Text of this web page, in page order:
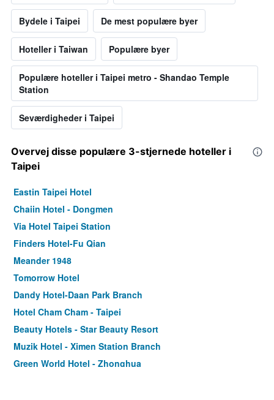
Bydele i Taipei De mest populære byer
Hoteller i Taiwan Populære byer
Populære hoteller i Taipei metro - Shandao Temple
Station
Seværdigheder i Taipei
Overvej disse populære 3-stjernede hoteller i
Taipei
Eastin Taipei Hotel
Chaiin Hotel - Dongmen
Via Hotel Taipei Station
Finders Hotel-Fu Qian
Meander 1948
Tomorrow Hotel
Dandy Hotel-Daan Park Branch
Hotel Cham Cham - Taipei
Beauty Hotels - Star Beauty Resort
Muzik Hotel - Ximen Station Branch
Green World Hotel - Zhonghua